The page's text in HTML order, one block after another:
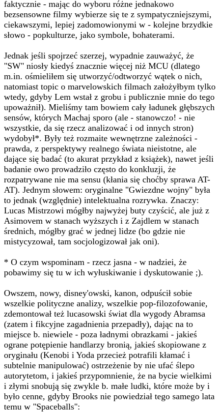
faktycznie - mając do wyboru różne jednakowo
bezsensowne filmy wybierze się te z sympatyczniejszymi,
ciekawszymi, lepiej zadomowionymi w - kolejne brzydkie
słowo - popkulturze, jako symbole, bohaterami.
Jednak jeśli spojrzeć szerzej, wypadnie zauważyć, że
"SW" niosły kiedyś znacznie więcej niż MCU (dlatego
m.in. ośmieliłem się utworzyć/odtworzyć wątek o nich,
natomiast topic o marvelowskich filmach założyłbym tylko
wtedy, gdyby Lem wstał z grobu i publicznie mnie do tego
upoważnił). Mieliśmy tam bowiem cały ładunek głębszych
sensów, których Machaj sporo (ale - stanowczo! - nie
wszystkie, da się rzecz analizować i od innych stron)
wydobył*. Były też rozmaite wewnętrzne zależności -
prawda, z perspektywy realnego świata nieistotne, ale
dające się badać (to akurat przykład z książek), nawet jeśli
badanie owo prowadziło często do konkluzji, że
rozpatrywane nie ma sensu (kłania się choćby sprawa AT-
AT). Jednym słowem: oryginalne "Gwiezdne wojny" była
to jednak (względnie) intelektualna rozrywka. Znaczy:
Lucas Mistrzowi mógłby najwyżej buty czyścić, ale już z
Asimovem w stanach wyższych i z Zajdlem w stanach
średnich, mógłby grać w jednej lidze (bo gdzie nie
mistycyzował, tam socjologizował jak oni).
* O czym wspominam - rzecz jasna - w nadziei, że
pobawimy się tu w ich wyłuskiwanie i dyskutowanie ;).
Owszem, nowy, disney'owski, kanon, odpuścił sobie
wszelkie polityczne analizy, wszelkie pop-filozofowanie,
zdemontował też lucasowski świat dla wygody Abramsa
(zatem i fikcyjne zagadnienia przepadły), dając na to
miejsce b. niewiele - poza ładnymi obrazkami - jakieś
ograne potępienie handlarzy bronią, jakieś skopiowane z
oryginału (Kenobi i Yoda przecież potrafili kłamać i
subtelnie manipulować) ostrzeżenie by nie ufać ślepo
autorytetom, i jakieś przypomnienie, że na bycie wielkimi
i złymi snobują się zwykle b. małe ludki, które może by i
było cenne, gdyby Brooks nie powiedział tego samego lata
temu w "Spaceballs":